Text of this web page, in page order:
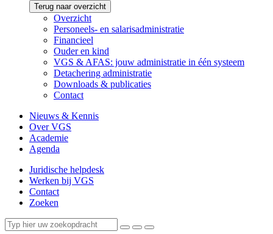
Terug naar overzicht
Overzicht
Personeels- en salarisadministratie
Financieel
Ouder en kind
VGS & AFAS: jouw administratie in één systeem
Detachering administratie
Downloads & publicaties
Contact
Nieuws & Kennis
Over VGS
Academie
Agenda
Juridische helpdesk
Werken bij VGS
Contact
Zoeken